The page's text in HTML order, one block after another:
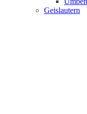
Geislautern